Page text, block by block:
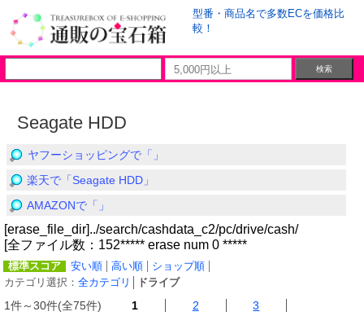
型番・商品名で多数ECを価格比
較！
Seagate HDD
ヤフーショッピングで「」
楽天で「Seagate HDD」
AMAZONで「」
[erase_file_dir]../search/cashdata_c2/pc/drive/cash/
[全ファイル数：152***** erase num 0 *****
標準スコア 安い順 高い順
ショップ順
カテゴリ選択： 全カテゴリ ドライブ
1件～30件(全75件) 1 2 3